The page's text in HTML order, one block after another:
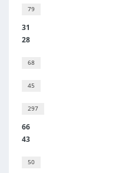
79
31
28
68
45
297
66
43
50